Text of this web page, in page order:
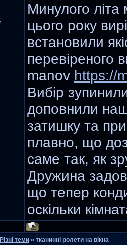
Минулого
цього року
встановили
перевіреного
manov https://
Вибір
доповнили
затишку та
плавно, що
саме так, як
Дружина
що тепер
оскільки
Різні теми » тканинні ролети на вікна